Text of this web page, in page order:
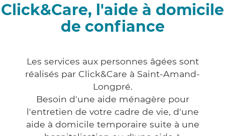
Click&Care, l'aide à domicile
de confiance
Les services aux personnes âgées sont
réalisés par Click&Care à Saint-Amand-
Longpré.
Besoin d'une aide ménagère pour
l'entretien de votre cadre de vie, d'une
aide à domicile temporaire suite à une